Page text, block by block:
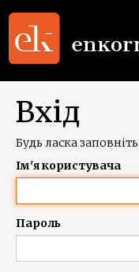
Вхід
Будь ласка
Ім'я користувача
Пароль